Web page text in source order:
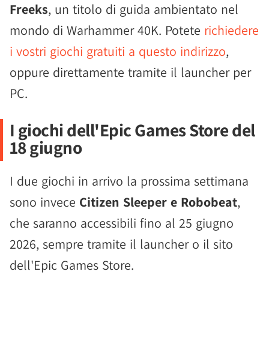
Freeks, un titolo di guida ambientato nel
mondo di Warhammer 40K. Potete richiedere
i vostri giochi gratuiti a questo indirizzo,
oppure direttamente tramite il launcher per
PC.
I giochi dell'Epic Games Store del
18 giugno
I due giochi in arrivo la prossima settimana
sono invece Citizen Sleeper e Robobeat,
che saranno accessibili fino al 25 giugno
2026, sempre tramite il launcher o il sito
dell'Epic Games Store.